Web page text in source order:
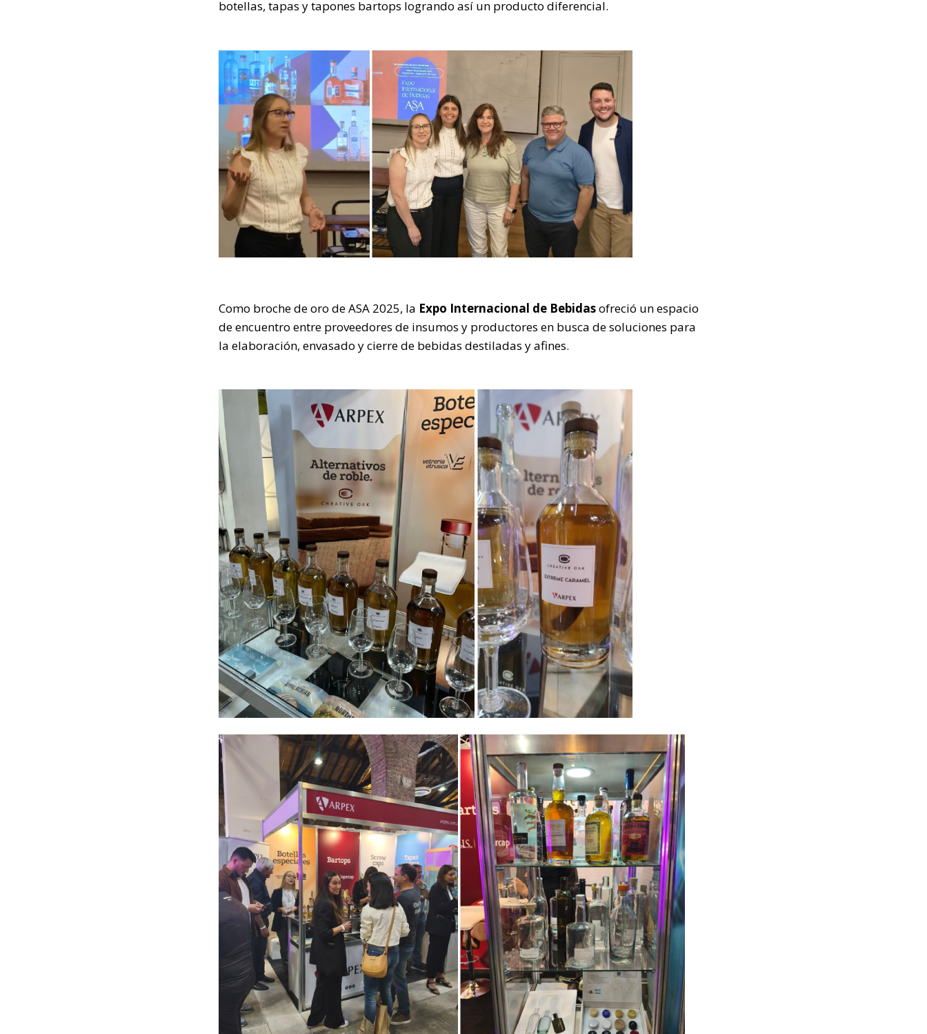
botellas, tapas y tapones bartops logrando así un producto diferencial.
Como broche de oro de ASA 2025, la Expo Internacional de Bebidasofreció un espacio
de encuentro entre proveedores de insumos y productores en busca de soluciones para
la elaboración, envasado y cierre de bebidas destiladas y afines.